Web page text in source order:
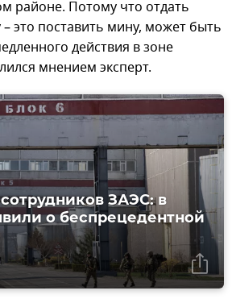
районе. Потому что отдать
это поставить мину, может быть
действия в зоне
мнением эксперт.
ЗАЭС: в
о беспрецедентной